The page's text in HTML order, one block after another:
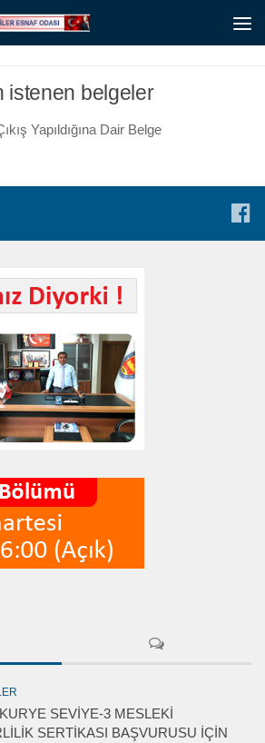
istenen belgeler
Yapıldığına Dair Belge
SEVİYE-3 MESLEKİ
SERTİKASI BAŞVURUSU İÇİN